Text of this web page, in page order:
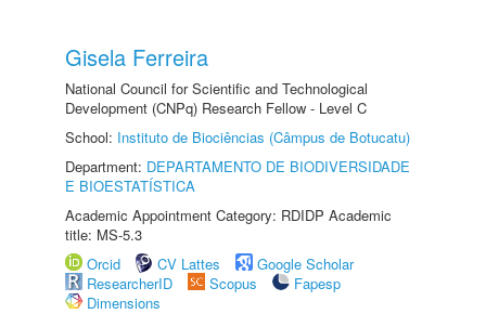
Gisela Ferreira
National Council for Scientific and Technological
Development (CNPq) Research Fellow - Level C
School: Instituto de Biociências (Câmpus de Botucatu)
Department: DEPARTAMENTO DE BIODIVERSIDADE
E BIOESTATÍSTICA
Academic Appointment Category: RDIDP Academic
title: MS-5.3
Orcid
CV Lattes
Google Scholar
ResearcherID
Scopus
Fapesp
Dimensions